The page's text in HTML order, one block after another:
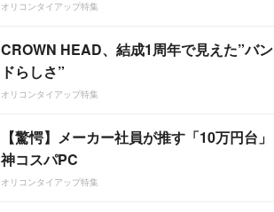
オリコンタイアップ特集
CROWN HEAD、結成1周年で見えた”バン
ドらしさ”
オリコンタイアップ特集
【驚愕】メーカー社員が推す「10万円台」
神コスパPC
オリコンタイアップ特集